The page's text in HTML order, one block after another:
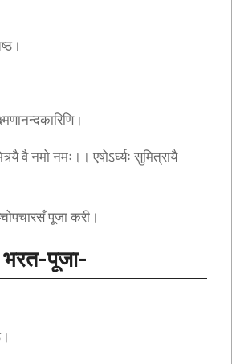
वै नमो नमः।। एषोऽर्घ्यः सुमित्रायै
पूजा करी।
भरत-पूजा-